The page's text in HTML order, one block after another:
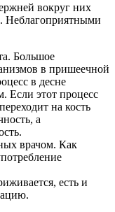
вокруг них
Неблагоприятными
Большое
в пришеечной
в десне
Если этот процесс
на кость
а
врачом. Как
есть и